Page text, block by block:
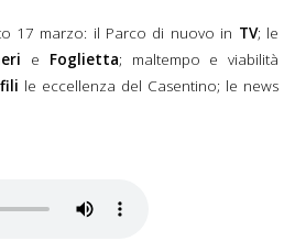
17 marzo: il Parco di nuovo in TV; le
e Foglietta; maltempo e viabilità
le eccellenza del Casentino; le news
del 17